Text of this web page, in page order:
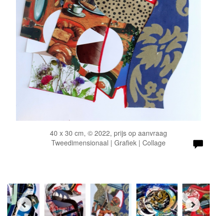
40 x 30 cm, © 2022, prijs op aanvraag
Tweedimensionaal | Grafiek | Collage